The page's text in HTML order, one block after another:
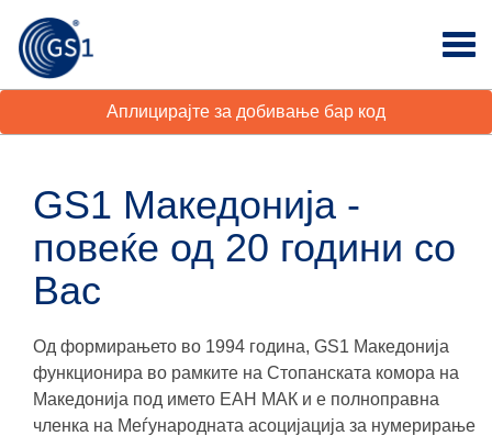
Аплицирајте за добивање бар код
GS1 Македонија -
повеќе од 20 години со
Вас
Од формирањето во 1994 година, GS1 Македонија
функционира во рамките на Стопанската комора на
Македонија под името ЕАН МАК и е полноправна
членка на Меѓународната асоцијација за нумерирање